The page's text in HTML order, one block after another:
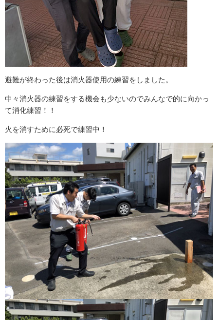
避難が終わった後は消火器使用の練習をしました。
中々消火器の練習をする機会も少ないのでみんなで的に向かっ
て消化練習！！
火を消すために必死で練習中！